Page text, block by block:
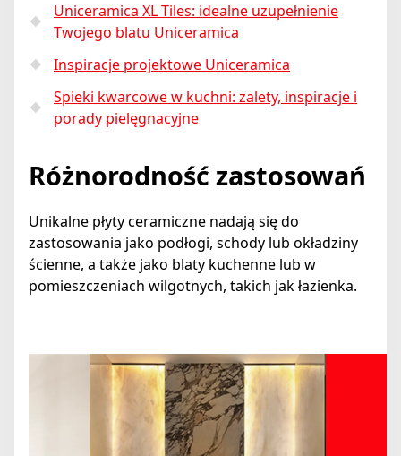
Uniceramica XL Tiles: idealne uzupełnienie
Twojego blatu Uniceramica
Inspiracje projektowe Uniceramica
Spieki kwarcowe w kuchni: zalety, inspiracje i
porady pielęgnacyjne
Różnorodność zastosowań
Unikalne płyty ceramiczne nadają się do
zastosowania jako podłogi, schody lub okładziny
ścienne, a także jako blaty kuchenne lub w
pomieszczeniach wilgotnych, takich jak łazienka.